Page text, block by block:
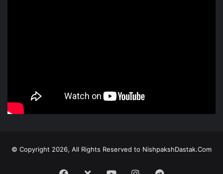
© Copyright 2026, All Rights Reserved to NishpakshDastak.Com